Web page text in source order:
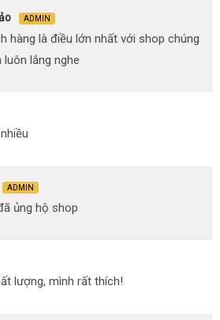
ADMIN
hàng là điều lớn nhất với shop chúng
lắng nghe
ADMIN
ủng hộ shop
lượng, mình rất thích!